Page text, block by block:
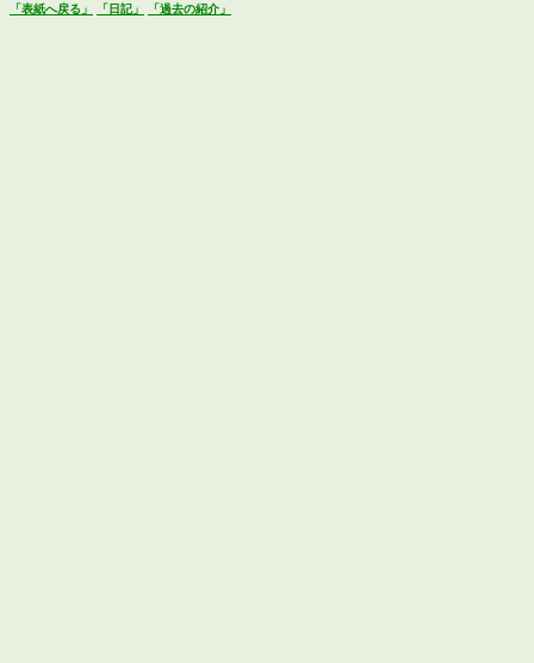
「表紙へ戻る」 「日記」 「過去の紹介」